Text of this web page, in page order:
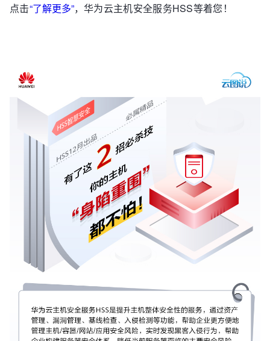
点击“了解更多”，华为云主机安全服务HSS等着您！